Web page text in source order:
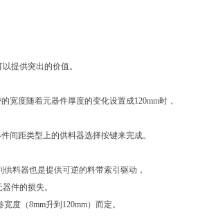
提供突出的价值。
度随着元器件厚度的变化设置成120mm时，
间距类型上的供料器选择按键来完成。
料器也是提供可逆的料带索引驱动，
件的损失。
度（8mm升到120mm）而定。